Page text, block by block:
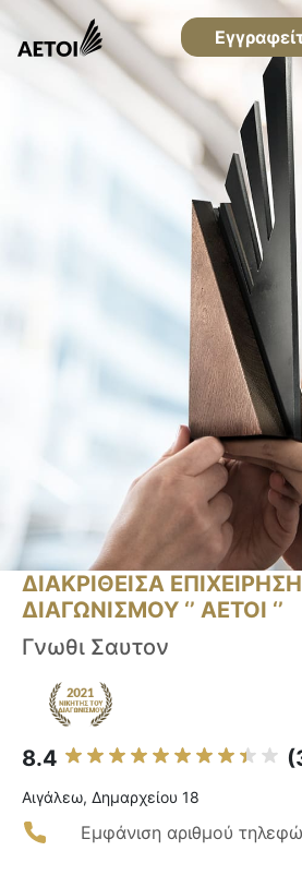
ΔΙΑΚΡΙΘΕΙΣΑ
ΔΙΑΓΩΝΙΣΜΟΥ ‘’ ΑΕΤΟΙ ‘’
Γνωθι Σαυτον
8.4
Αιγάλεω, Δημαρχείου 18
Εμφάνιση αριθμού